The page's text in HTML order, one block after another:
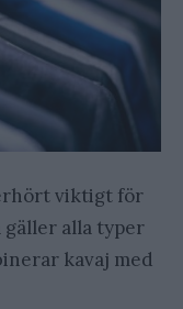
viktigt för
alla typer
kavaj med